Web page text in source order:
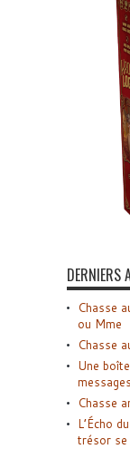
DERNIERS
Chasse
ou Mme
Chasse
Une
Chasse
L’Écho
trésor se